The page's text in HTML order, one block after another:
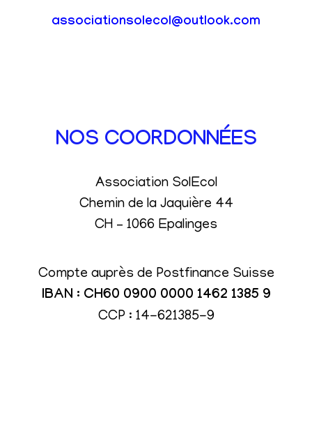
associationsolecol@outlook.com
NOS COORDONNÉES
Association SolEcol
Chemin de la Jaquière 44
CH – 1066 Epalinges
Compte auprès de Postfinance Suisse
IBAN : CH60 0900 0000 1462 1385 9
CCP : 14-621385-9